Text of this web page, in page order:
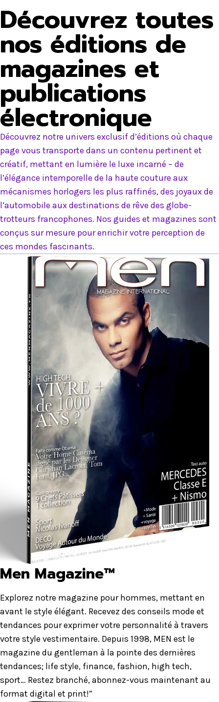
Découvrez toutes
nos éditions de
magazines et
publications
électronique
Découvrez notre univers exclusif d’éditions où chaque
page vous transporte dans un contenu pertinent et
créatif, mettant en lumière le luxe incarné – de
l’élégance intemporelle de la haute couture aux
mécanismes horlogers les plus raffinés, des joyaux de
l’automobile aux destinations de rêve des globe-
trotteurs francophones. Nos guides et magazines sont
conçus sur mesure pour enrichir votre perception de
ces mondes fascinants.
Men Magazine™
Explorez notre magazine pour hommes, mettant en
avant le style élégant. Recevez des conseils mode et
tendances pour exprimer votre personnalité à travers
votre style vestimentaire. Depuis 1998, MEN est le
magazine du gentleman à la pointe des dernières
tendances; life style, finance, fashion, high tech,
sport… Restez branché, abonnez-vous maintenant au
format digital et print!”